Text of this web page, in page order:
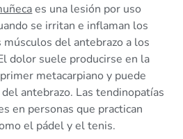
es una lesión por uso
se irritan e inflaman los
del antebrazo a los
dolor suele producirse en la
metacarpiano y puede
antebrazo. Las tendinopatías
en personas que practican
el pádel y el tenis.